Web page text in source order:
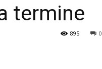
Veneto
termine
0
895